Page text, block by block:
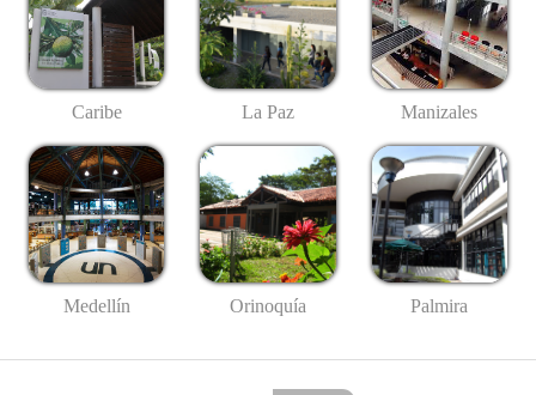
Caribe La Paz Manizales
Medellín Orinoquía Palmira